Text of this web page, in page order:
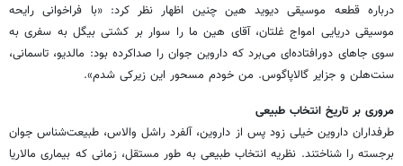
درباره قطعه موسیقی دیوید هین چنین اظهار نظر کرد: «با فراخوانی رایحه
موسیقی دریایی امواج غلتان، آقای هین ما را سوار بر کشتی بیگل به سفری به
سوی جاهای دورافتاده‌ای می‌برد که داروین جوان را صداکرده بود: مالدیو، تاسمانی،
سنت‌هلن و جزایر گالاپاگوس. من خودم مسحور این زیرکی شدم».
مروری بر تاریخ انتخاب طبیعی
طرفداران داروین خیلی زود پس از داروین، آلفرد راشل والاس، طبیعت‌شناس جوان
برجسته را شناختند. نظریه انتخاب طبیعی به طور مستقل، زمانی که بیماری مالاریا